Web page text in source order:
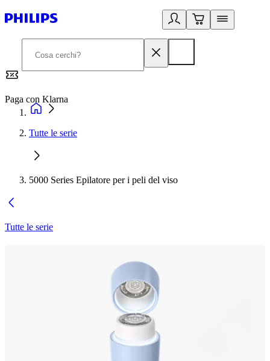
Paga con Klarna
Tutte le serie
5000 Series Epilatore per i peli del viso
Tutte le serie